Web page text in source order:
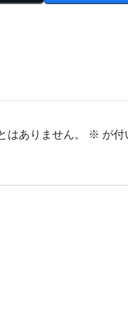
はありません。 ※ が付